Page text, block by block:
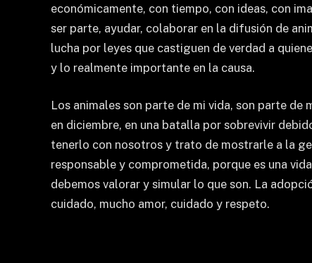
económicamente, con tiempo, con ideas, con
ser parte, ayudar, colaborar en la difusión de
lucha por leyes que castiguen de verdad a
y lo realmente importante en la causa.
Los animales son parte de mi vida, son parte
en diciembre, en una batalla por sobrevivir
tenerlo con nosotros y trato de mostrarle a la
responsable y comprometida, porque es una
debemos valorar y simular lo que son. La
cuidado, mucho amor, cuidado y respeto.